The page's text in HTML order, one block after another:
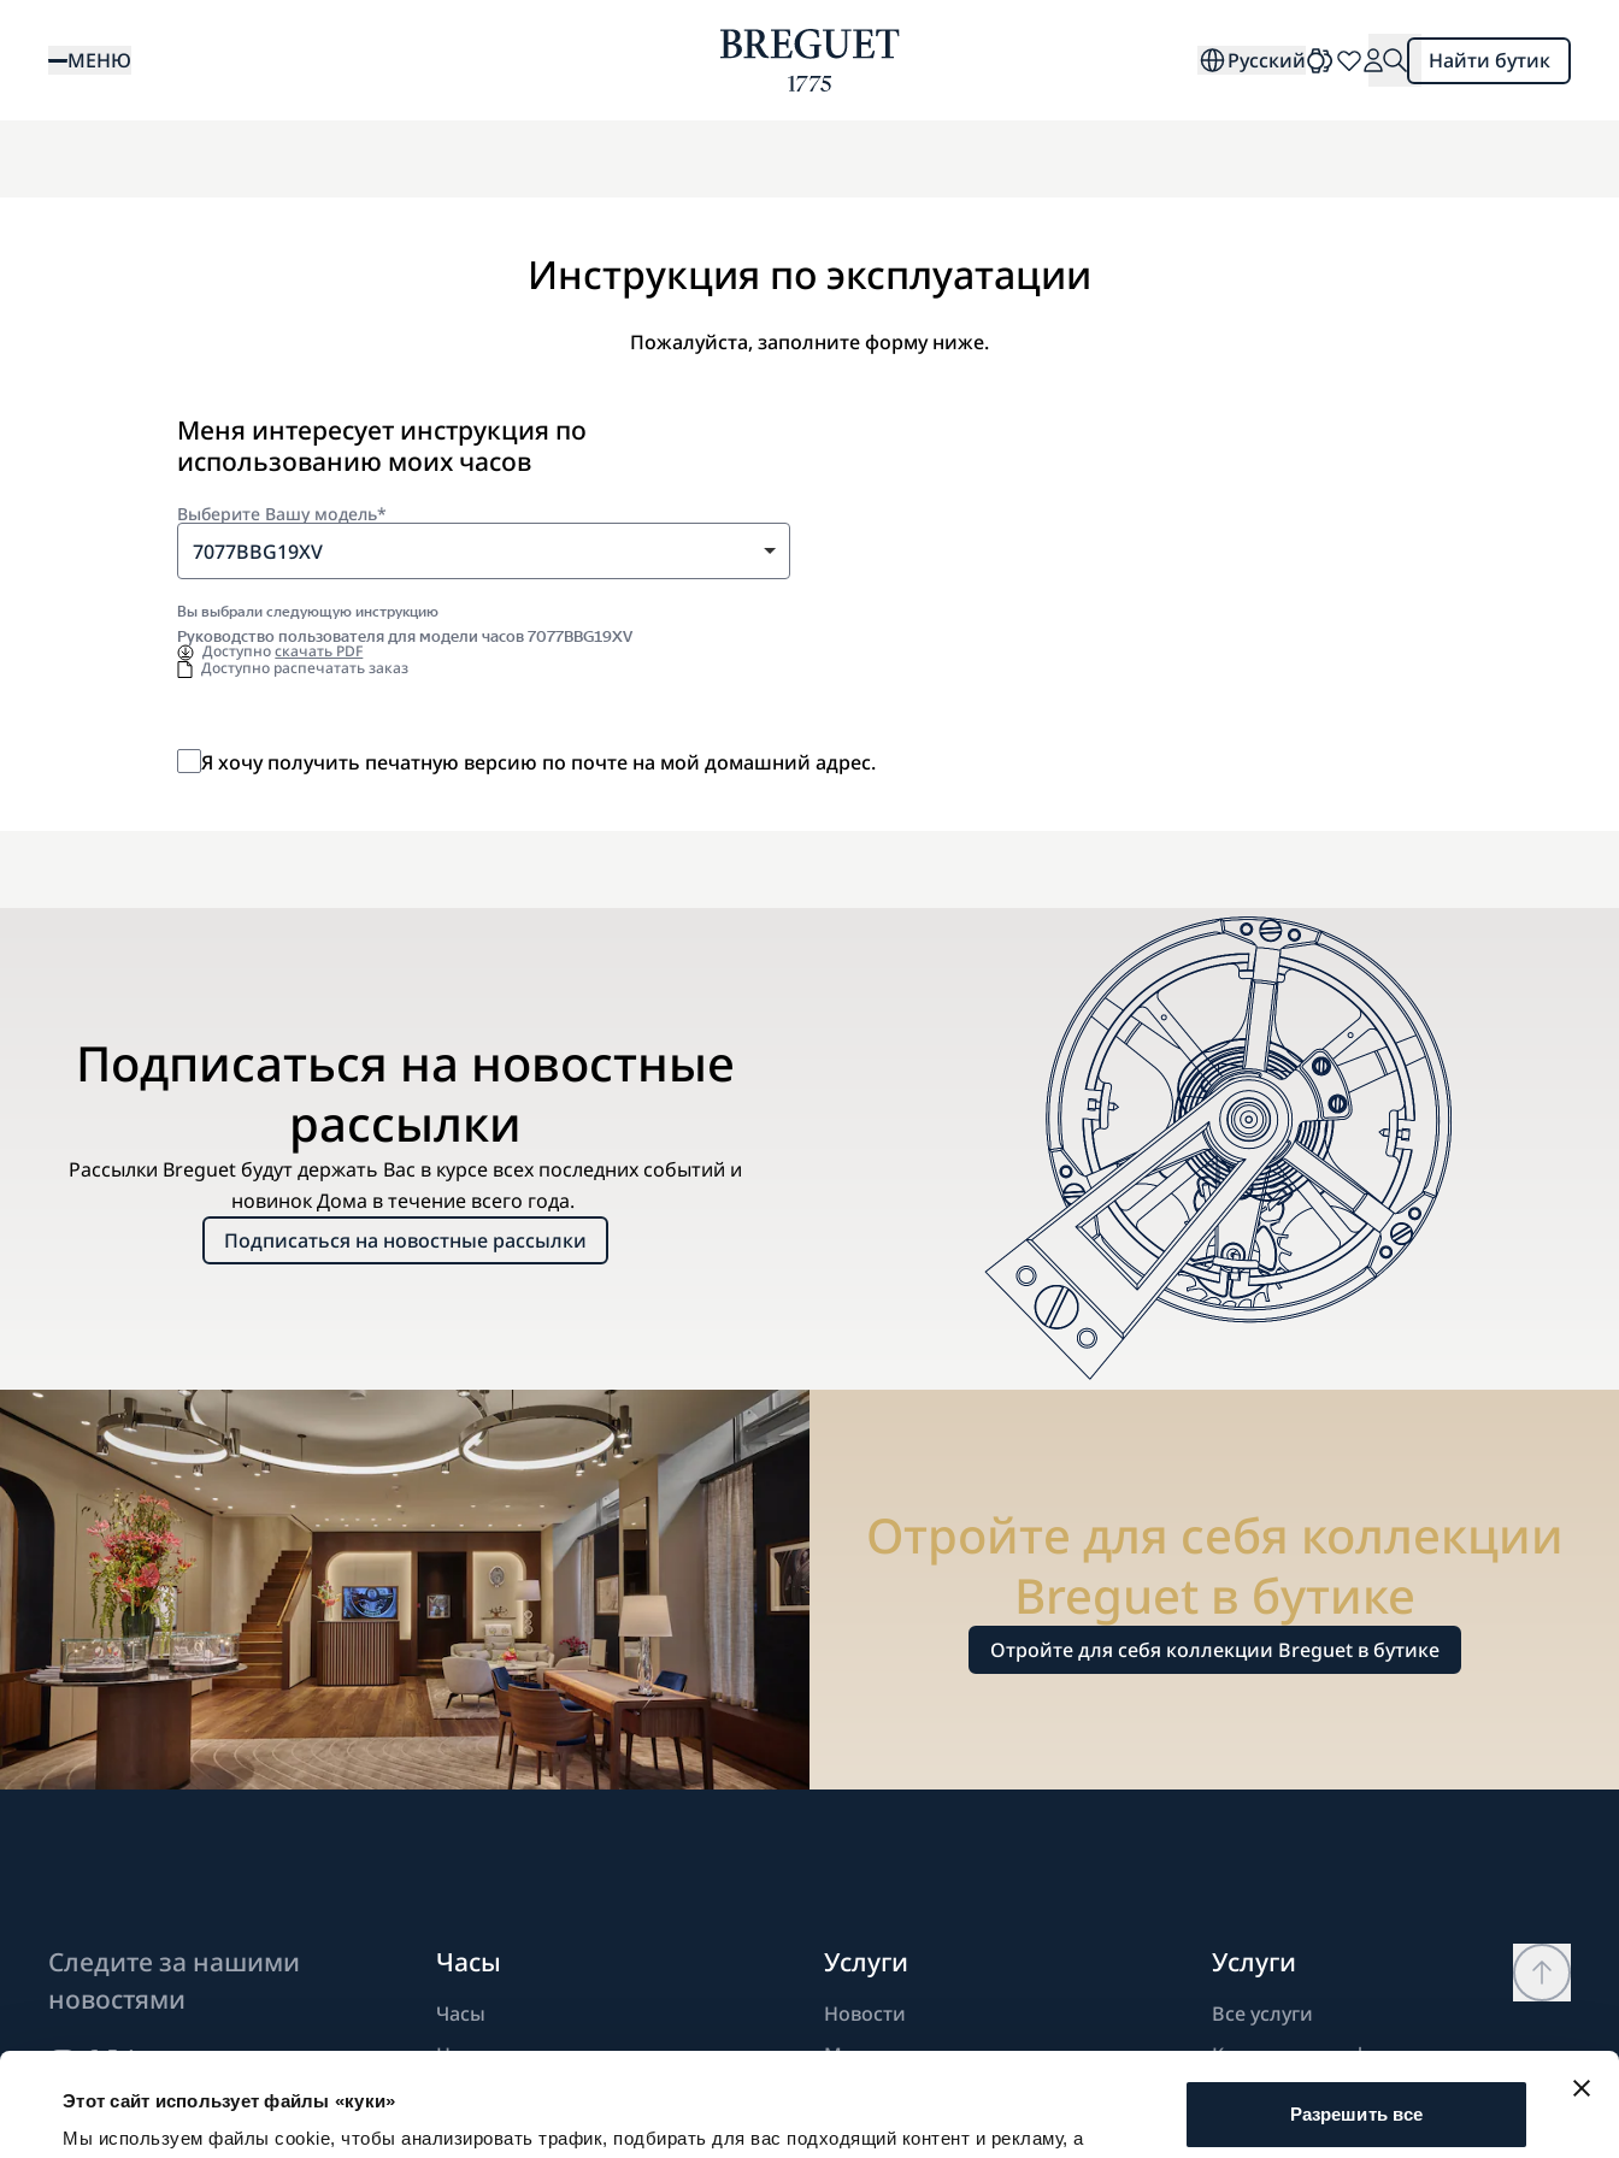
Этот сайт использует файлы «куки»
Мы используем файлы cookie, чтобы анализировать трафик, подбирать для вас подходящий контент и рекламу, а
Разрешить все
основномуМЕНЮ Русский Найти бутик
Инструкция по эксплуатации
Пожалуйста, заполните форму ниже.
Меня интересует инструкция по
использованию моих часов
Выберите Вашу модель*
7077BBG19XV
Вы выбрали следующую инструкцию
Руководство пользователя для модели часов 7077BBG19XV
Доступноскачать PDF
Доступно распечатать заказ
Я хочу получить печатную версию по почте на мой домашний адрес.
Подписаться на новостные
рассылки
Рассылки Breguet будут держать Вас в курсе всех последних событий и
новинок Дома в течение всего года.
Подписаться на новостные рассылки
Отройте для себя коллекции
Breguet в бутике
Отройте для себя коллекции Breguet в бутике
Следите за нашими
новостями
Подписаться на новостные
рассылки
Часы
Часы
Новые модели
Услуги
Новости
Мастерство
Устойчивое развитие
Услуги
Все услуги
Контактная информация